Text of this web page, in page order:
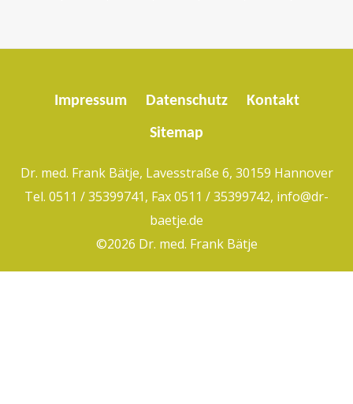
Impressum Datenschutz Kontakt
Sitemap
Dr. med. Frank Bätje, Lavesstraße 6, 30159 Hannover
Tel. 0511 / 35399741, Fax 0511 / 35399742, info@dr-
baetje.de
©2026 Dr. med. Frank Bätje